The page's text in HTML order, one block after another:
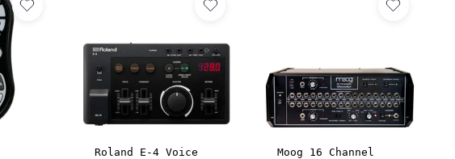
Roland E-4 Voice
Moog 16 Channel